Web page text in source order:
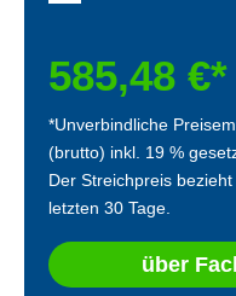
585,48 €*
*Unverbindliche
(brutto) inkl. 19 %
Der Streichpreis
letzten 30 Tage.
über